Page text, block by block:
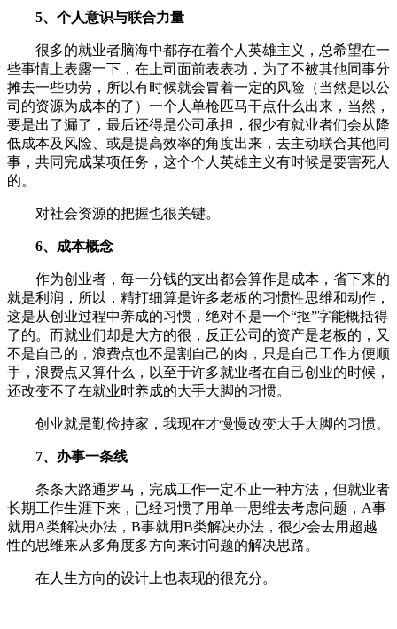
5、个人意识与联合力量
很多的就业者脑海中都存在着个人英雄主义，总希望在一
些事情上表露一下，在上司面前表表功，为了不被其他同事分
摊去一些功劳，所以有时候就会冒着一定的风险（当然是以公
司的资源为成本的了）一个人单枪匹马干点什么出来，当然，
要是出了漏了，最后还得是公司承担，很少有就业者们会从降
低成本及风险、或是提高效率的角度出来，去主动联合其他同
事，共同完成某项任务，这个个人英雄主义有时候是要害死人
的。
对社会资源的把握也很关键。
6、成本概念
作为创业者，每一分钱的支出都会算作是成本，省下来的
就是利润，所以，精打细算是许多老板的习惯性思维和动作，
这是从创业过程中养成的习惯，绝对不是一个“抠”字能概括得
了的。而就业们却是大方的很，反正公司的资产是老板的，又
不是自己的，浪费点也不是割自己的肉，只是自己工作方便顺
手，浪费点又算什么，以至于许多就业者在自己创业的时候，
还改变不了在就业时养成的大手大脚的习惯。
创业就是勤俭持家，我现在才慢慢改变大手大脚的习惯。
7、办事一条线
条条大路通罗马，完成工作一定不止一种方法，但就业者
长期工作生涯下来，已经习惯了用单一思维去考虑问题，A事
就用A类解决办法，B事就用B类解决办法，很少会去用超越
性的思维来从多角度多方向来讨问题的解决思路。
在人生方向的设计上也表现的很充分。